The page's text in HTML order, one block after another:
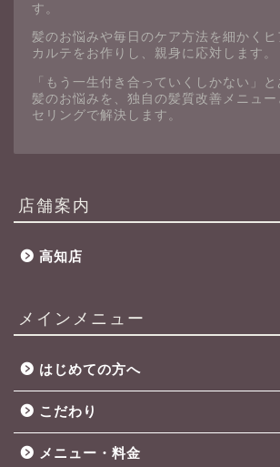
す。
髪のお悩みや毎日のケア方法を細かくヒ
カルテをお作りし、親身に応対します。
「もう一生付き合っていくしかない」
髪のお悩みを、独自の髪質改善メニュ
セリングで解決します。
店舗案内
高知店
メインメニュー
はじめての方へ
こだわり
メニュー・料金